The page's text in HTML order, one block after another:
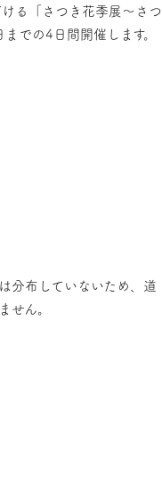
る「さつき花季展～さつ
での4日間開催します。
分布していないため、道
ん。